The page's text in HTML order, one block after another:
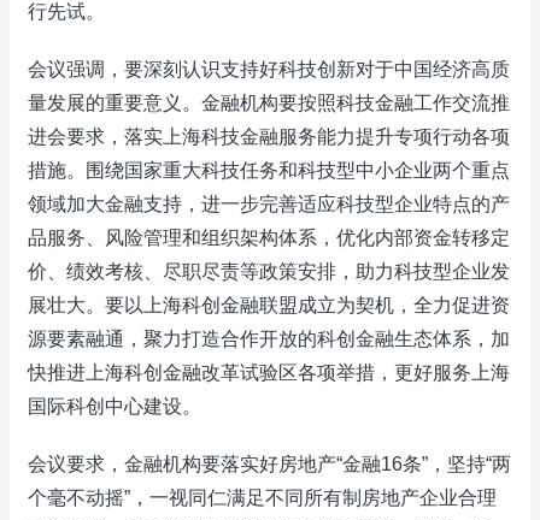
行先试。
会议强调，要深刻认识支持好科技创新对于中国经济高质
量发展的重要意义。金融机构要按照科技金融工作交流推
进会要求，落实上海科技金融服务能力提升专项行动各项
措施。围绕国家重大科技任务和科技型中小企业两个重点
领域加大金融支持，进一步完善适应科技型企业特点的产
品服务、风险管理和组织架构体系，优化内部资金转移定
价、绩效考核、尽职尽责等政策安排，助力科技型企业发
展壮大。要以上海科创金融联盟成立为契机，全力促进资
源要素融通，聚力打造合作开放的科创金融生态体系，加
快推进上海科创金融改革试验区各项举措，更好服务上海
国际科创中心建设。
会议要求，金融机构要落实好房地产“金融16条”，坚持“两
个毫不动摇”，一视同仁满足不同所有制房地产企业合理